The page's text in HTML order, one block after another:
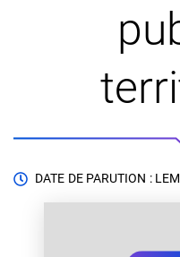
DATE DE PARUTION : LE